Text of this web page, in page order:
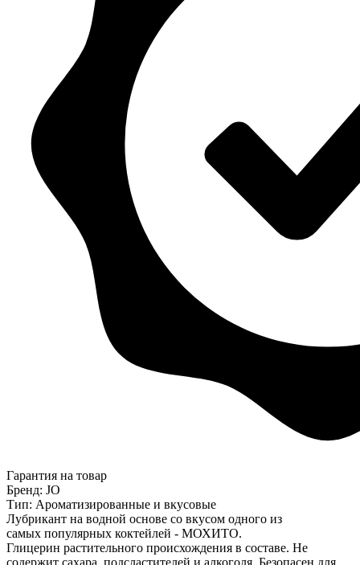
Гарантия на товар
Бренд: JO
Тип: Ароматизированные и вкусовые
Лубрикант на водной основе со вкусом одного из
самых популярных коктейлей - МОХИТО.
Глицерин растительного происхождения в составе. Не
содержит сахара, подсластителей и алкоголя. Безопасен для